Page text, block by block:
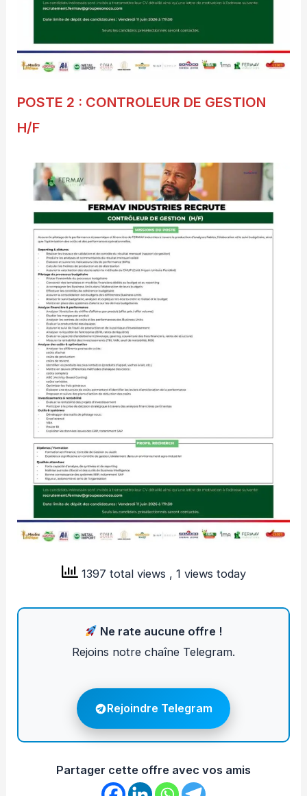
POSTE 2 : CONTROLEUR DE GESTION
H/F
1397 total views , 1 views today
Ne rate aucune offre !
Rejoins notre chaîne Telegram.
Rejoindre Telegram
Partager cette offre avec vos amis